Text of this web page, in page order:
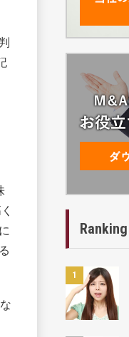
Ranking